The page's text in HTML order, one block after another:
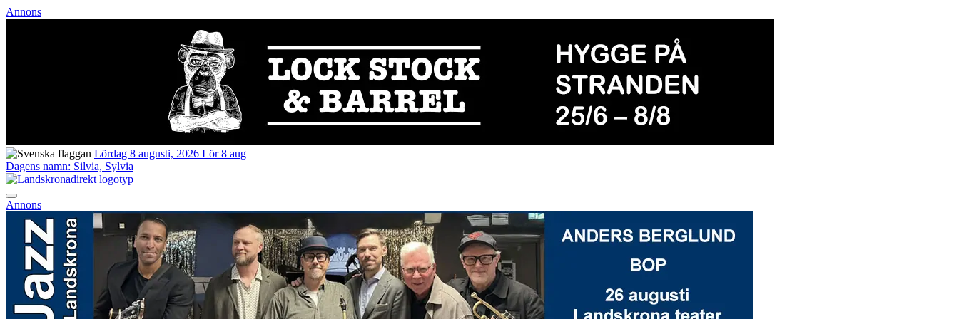
Annons
Lördag 8 augusti, 2026 Lör 8 aug
Dagens namn: Silvia, Sylvia
Annons